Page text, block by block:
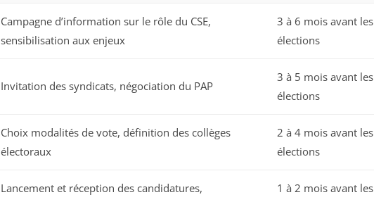
Campagne d’information sur le rôle du CSE,
sensibilisation aux enjeux
3 à 6 mois avant les
élections
Invitation des syndicats, négociation du PAP
3 à 5 mois avant les
élections
Choix modalités de vote, définition des collèges
électoraux
2 à 4 mois avant les
élections
Lancement et réception des candidatures,
1 à 2 mois avant les